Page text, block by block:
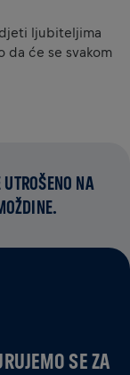
ljubiteljima
da će se svakom
NA
SE ZA